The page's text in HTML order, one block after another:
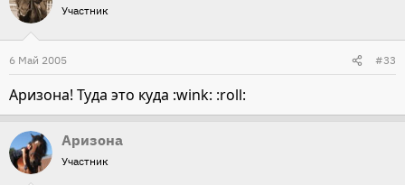
Участник
6 Май 2005 #33
Аризона! Туда это куда :wink: :roll:
Аризона
Участник